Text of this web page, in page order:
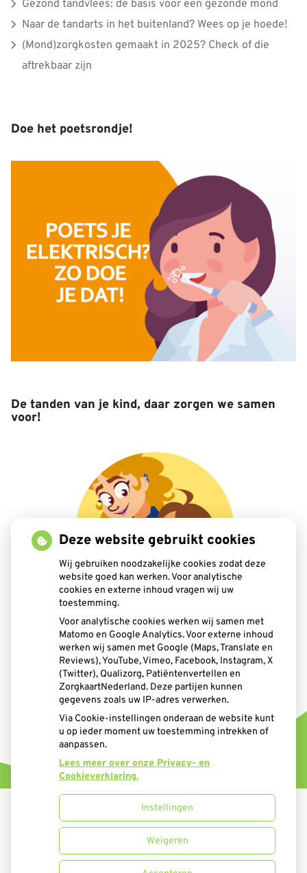
Gezond tandvlees: de basis voor een gezonde mond
Naar de tandarts in het buitenland? Wees op je hoede!
(Mond)zorgkosten gemaakt in 2025? Check of die
aftrekbaar zijn
Doe het poetsrondje!
De tanden van je kind, daar zorgen we samen
voor!
Uw Zorg Online|Beheer
Deze website gebruikt cookies
Wij gebruiken noodzakelijke cookies zodat deze
website goed kan werken. Voor analytische
cookies en externe inhoud vragen wij uw
toestemming.
Voor analytische cookies werken wij samen met
Matomo en Google Analytics. Voor externe inhoud
werken wij samen met Google (Maps, Translate en
Reviews), YouTube, Vimeo, Facebook, Instagram, X
(Twitter), Qualizorg, Patiëntenvertellen en
ZorgkaartNederland. Deze partijen kunnen
gegevens zoals uw IP-adres verwerken.
Via Cookie-instellingen onderaan de website kunt
u op ieder moment uw toestemming intrekken of
aanpassen.
Lees meer over onze Privacy- en
Cookieverklaring.
Instellingen
Weigeren